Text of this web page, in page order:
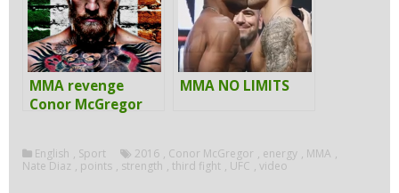
MMA revenge
Conor McGregor
MMA NO LIMITS
English , Sport 2016 , Conor McGregor , energy , MMA ,
Nate Diaz , points , strength , third fight , UFC , video